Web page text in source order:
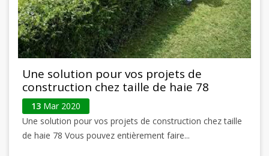
Une solution pour vos projets de
construction chez taille de haie 78
13 Mar 2020
Une solution pour vos projets de construction chez taille
de haie 78 Vous pouvez entièrement faire...